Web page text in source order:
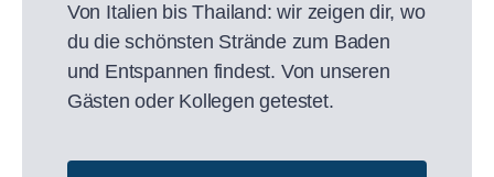
Von Italien bis Thailand: wir zeigen dir, wo
du die schönsten Strände zum Baden
und Entspannen findest. Von unseren
Gästen oder Kollegen getestet.